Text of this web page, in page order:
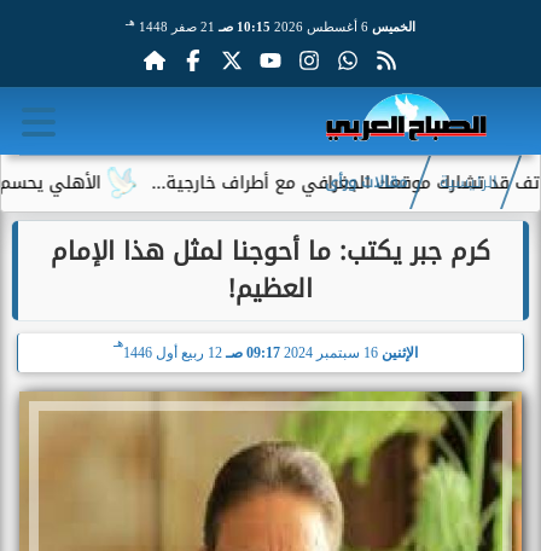
الخميس 10:15 صـ 21 صفر 1448 هـ
الأهلي يحسم الجدل موقعك الجغرافي مع أطراف خارجية...
الرئيسية مقالات ورأى
كرم جبر يكتب: ما أحوجنا لمثل هذا الإمام
العظيم!
الإثنين 09:17 صـ 12 ربيع أول 1446
هـ